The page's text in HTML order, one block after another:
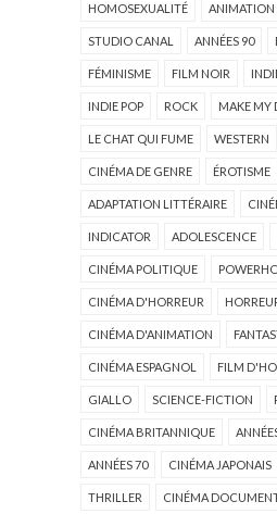
HOMOSEXUALITÉ ANIMATION
STUDIO CANAL ANNÉES 90
FÉMINISME FILM NOIR
INDIE POP ROCK MAKE MY
LE CHAT QUI FUME WESTERN
CINÉMA DE GENRE ÉROTISME
ADAPTATION LITTÉRAIRE
INDICATOR ADOLESCENCE
CINÉMA POLITIQUE
CINÉMA D'HORREUR
CINÉMA D'ANIMATION
CINÉMA ESPAGNOL FILM
GIALLO SCIENCE-FICTION
CINÉMA BRITANNIQUE
ANNÉES 70 CINÉMA JAPONAIS
THRILLER CINÉMA